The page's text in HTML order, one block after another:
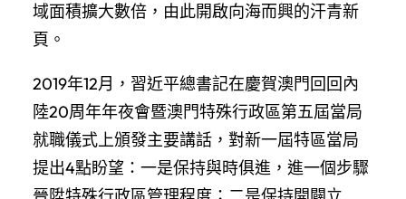
域面積擴大數倍，由此開啟向海而興的汗青新
頁。
2019年12月，習近平總書記在慶賀澳門回回內
陸20周年年夜會暨澳門特殊行政區第五屆當局
就職儀式上頒發主要講話，對新一屆特區當局
提出4點盼望：一是保持與時俱進，進一個步驟